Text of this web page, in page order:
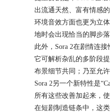
24小时服务热线：
出流通天然、富有情感
环境音效方面也更为立
地时会出现恰当的脚步
此外，Sora 2在剧情连
它可解析杂乱的多阶段
布景细节共同；乃至允
Sora 2另一个新特性是
所有这些改善加起来，
在短剧制造链条中，这